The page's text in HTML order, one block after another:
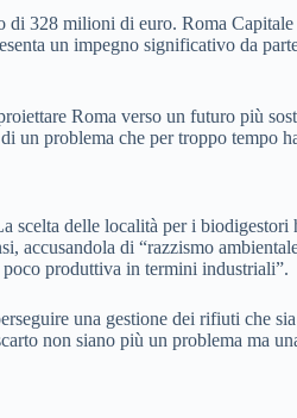
328 milioni di euro. Roma
un impegno significativo da
Roma verso un futuro più
problema che per troppo tempo
scelta delle località per i
accusandola di “razzismo
produttiva in termini industriali”.
una gestione dei rifiuti che
non siano più un problema ma